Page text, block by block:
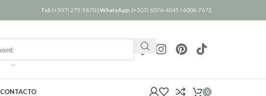
Tel: (+507) 275-5870 | WhatsApp: (+507) 6076-4045 /6008-7672
CONTACTO 0